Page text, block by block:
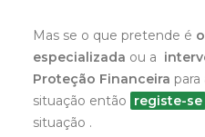
Mas se o que pretende é
especializada ou a
Proteção Financeira para
situação então registe-se
situação .